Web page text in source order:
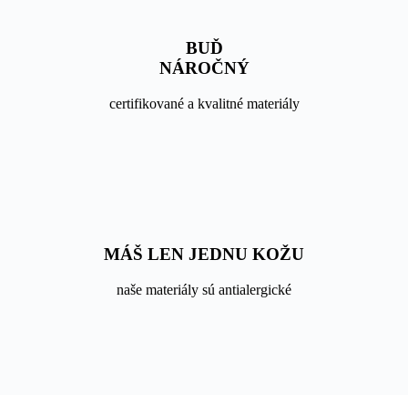
BUĎ
NÁROČNÝ
certifikované a kvalitné materiály
MÁŠ LEN JEDNU KOŽU
naše materiály sú antialergické